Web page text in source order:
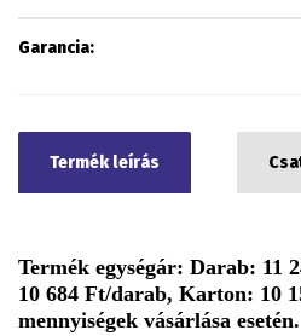
Garancia:
Termék leírás
Termék egységár: Darab: 11
10 684 Ft/darab, Karton: 10
mennyiségek vásárlása esetén.